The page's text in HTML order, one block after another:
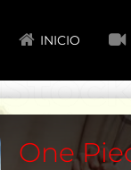
INICIO
One